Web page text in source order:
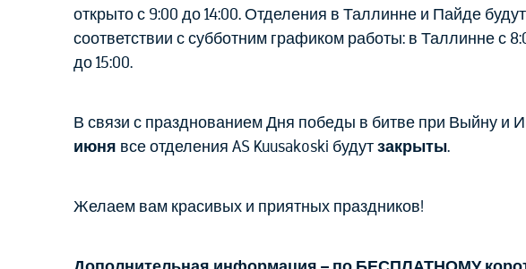
открыто с 9:00 до 14:00. Отделения в Таллинне и Пайде
соответствии с субботним графиком работы: в Таллинне с
до 15:00.
В связи с празднованием Дня победы в битве при Выйну и
июня все отделения AS Kuusakoski будут закрыты.
Желаем вам красивых и приятных праздников!